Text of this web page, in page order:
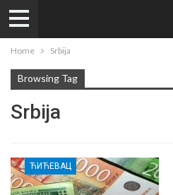
Home Srbija
Browsing Tag
Srbija
ЋИЋЕВАЦ